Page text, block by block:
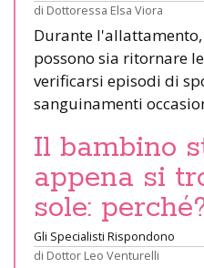
di Dottoressa Elsa Viora
Durante l'allattamento,
possono sia ritornare
verificarsi episodi di
sanguinamenti
Il bambino
appena si
sole:
Gli Specialisti Rispondono
di Dottor Leo Venturelli